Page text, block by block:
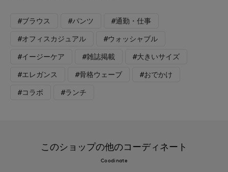
#ブラウス #パンツ #通勤・仕事
#オフィスカジュアル #ウォッシャブル
#イージーケア #雑誌掲載 #大きいサイズ
#エレガンス #骨格ウェーブ #おでかけ
#コラボ #ランチ
このショップの他のコーディネート
Coodinate